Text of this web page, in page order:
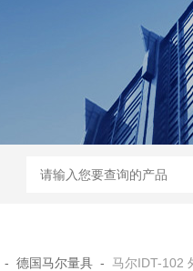
-德国马尔量具 - 马尔IDT-102 外尺